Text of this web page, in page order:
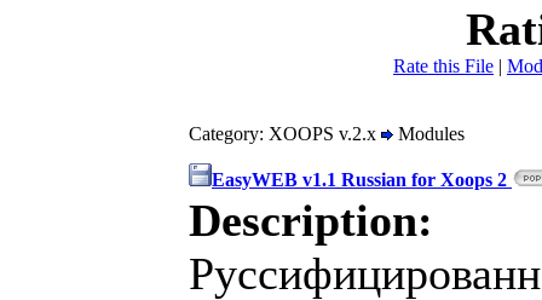
Rate this File |
Category: XOOPS v.2.x Modules
EasyWEB v1.1 Russian for Xoops 2
Description: